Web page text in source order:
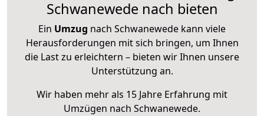
Schwanewede nach bieten
Ein Umzug nach Schwanewede kann viele
Herausforderungen mit sich bringen, um Ihnen
die Last zu erleichtern – bieten wir Ihnen unsere
Unterstützung an.
Wir haben mehr als 15 Jahre Erfahrung mit
Umzügen nach Schwanewede.